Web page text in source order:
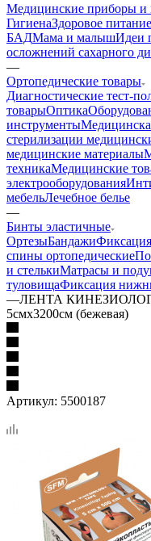
Медицинские приборы и
ГигиенаЗдоровое питание
БАДМама и малышИдеи
осложнений сахарного
—
Ортопедические товары
Диагностические тест-
товарыОптика
инструменты
стерилизации
медицинские материалы
техникаМедицинские
электрооборудования
мебельЛечебное белье
—
Бинты эластичные
ОртезыБандажи
спины ортопедические
и стелькиМатрасы и
туловищаФиксация
—ЛЕНТА
5смх3200см (бежевая)
Артикул: 5500187